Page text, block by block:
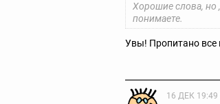
Хорошие слова, но
понимаете.
Увы! Пропитано все
16 ДЕК 19:49